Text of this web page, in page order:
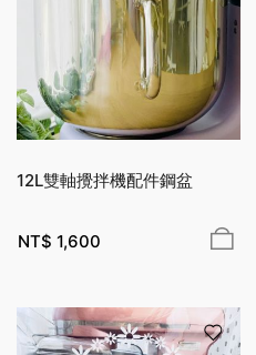
12L雙軸攪拌機配件鋼盆
NT$ 1,600